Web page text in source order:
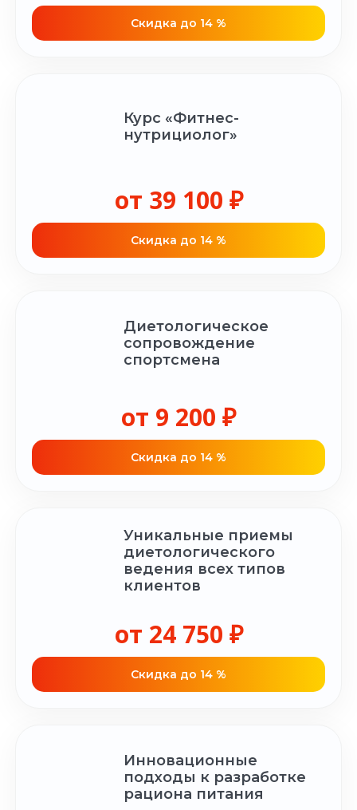
Cкидка до 14 %
Курс «Фитнес-
нутрициолог»
от 39 100 ₽
Cкидка до 14 %
Диетологическое
сопровождение
спортсмена
от 9 200 ₽
Cкидка до 14 %
Уникальные приемы
диетологического
ведения всех типов
клиентов
от 24 750 ₽
Cкидка до 14 %
Инновационные
подходы к разработке
рациона питания